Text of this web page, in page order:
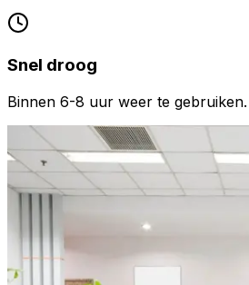
Snel droog
Binnen 6-8 uur weer te gebruiken.